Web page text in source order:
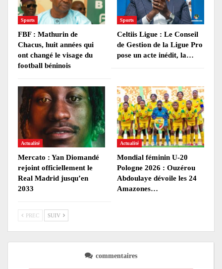
Sports
FBF : Mathurin de
Chacus, huit années qui
ont changé le visage du
football béninois
Sports
Celtiis Ligue : Le Conseil
de Gestion de la Ligue Pro
pose un acte inédit, la…
Actualité
Mercato : Yan Diomandé
rejoint officiellement le
Real Madrid jusqu’en
2033
Actualité
Mondial féminin U-20
Pologne 2026 : Ouzérou
Abdoulaye dévoile les 24
Amazones…
PREC SUIV
commentaires